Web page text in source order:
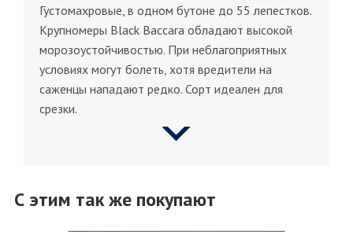
Густомахровые, в одном бутоне до 55 лепестков.
Крупномеры Black Baccara обладают высокой
морозоустойчивостью. При неблагоприятных
условиях могут болеть, хотя вредители на
саженцы нападают редко. Сорт идеален для
срезки.
С этим так же покупают